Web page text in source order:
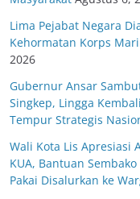
Lima Pejabat Negara
Kehormatan Korps
2026
Gubernur Ansar
Singkep, Lingga
Tempur Strategis
Wali Kota Lis Apresiasi
KUA, Bantuan
Pakai Disalurkan ke